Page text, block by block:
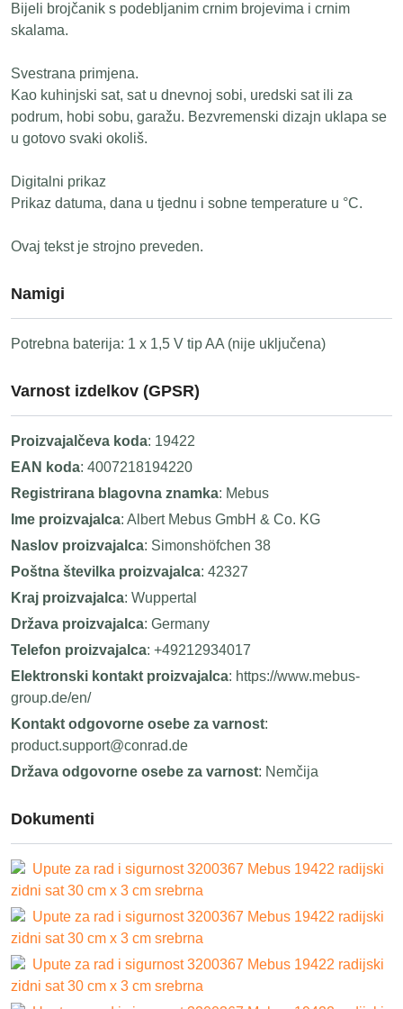
Bijeli brojčanik s podebljanim crnim brojevima i crnim
skalama.
Svestrana primjena.
Kao kuhinjski sat, sat u dnevnoj sobi, uredski sat ili za
podrum, hobi sobu, garažu. Bezvremenski dizajn uklapa se
u gotovo svaki okoliš.
Digitalni prikaz
Prikaz datuma, dana u tjednu i sobne temperature u °C.
Ovaj tekst je strojno preveden.
Namigi
Potrebna baterija: 1 x 1,5 V tip AA (nije uključena)
Varnost izdelkov (GPSR)
Proizvajalčeva koda: 19422
EAN koda: 4007218194220
Registrirana blagovna znamka: Mebus
Ime proizvajalca: Albert Mebus GmbH & Co. KG
Naslov proizvajalca: Simonshöfchen 38
Poštna številka proizvajalca: 42327
Kraj proizvajalca: Wuppertal
Država proizvajalca: Germany
Telefon proizvajalca: +49212934017
Elektronski kontakt proizvajalca: https://www.mebus-
group.de/en/
Kontakt odgovorne osebe za varnost:
product.support@conrad.de
Država odgovorne osebe za varnost: Nemčija
Dokumenti
Upute za rad i sigurnost 3200367 Mebus 19422 radijski
zidni sat 30 cm x 3 cm srebrna
Upute za rad i sigurnost 3200367 Mebus 19422 radijski
zidni sat 30 cm x 3 cm srebrna
Upute za rad i sigurnost 3200367 Mebus 19422 radijski
zidni sat 30 cm x 3 cm srebrna